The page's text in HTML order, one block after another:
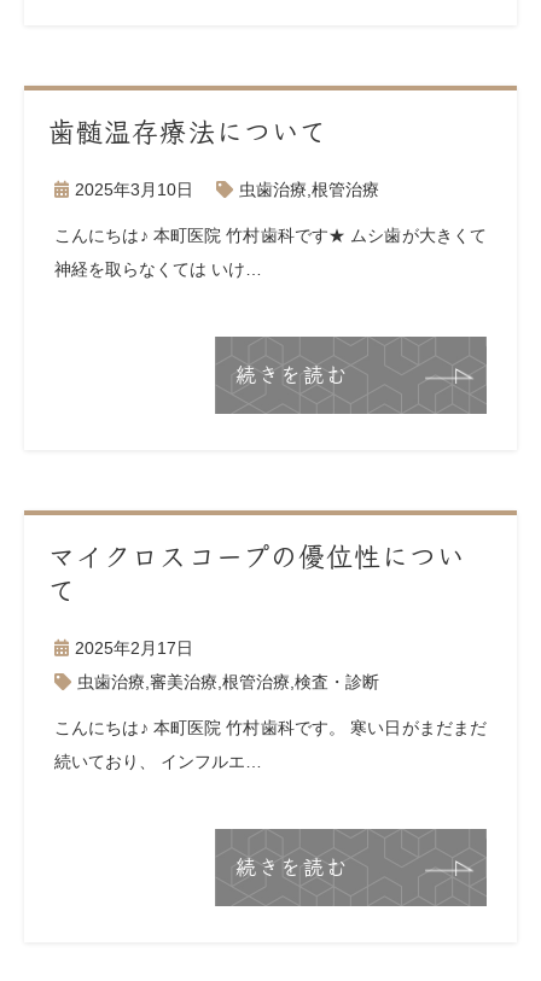
歯髄温存療法について
2025年3月10日 虫歯治療 根管治療
こんにちは♪ 本町医院 竹村歯科です★ ムシ歯が大きくて
神経を取らなくては いけ…
続きを読む
マイクロスコープの優位性につい
て
2025年2月17日
虫歯治療 審美治療 根管治療 検査・診断
こんにちは♪ 本町医院 竹村歯科です。 寒い日がまだまだ
続いており、 インフルエ…
続きを読む